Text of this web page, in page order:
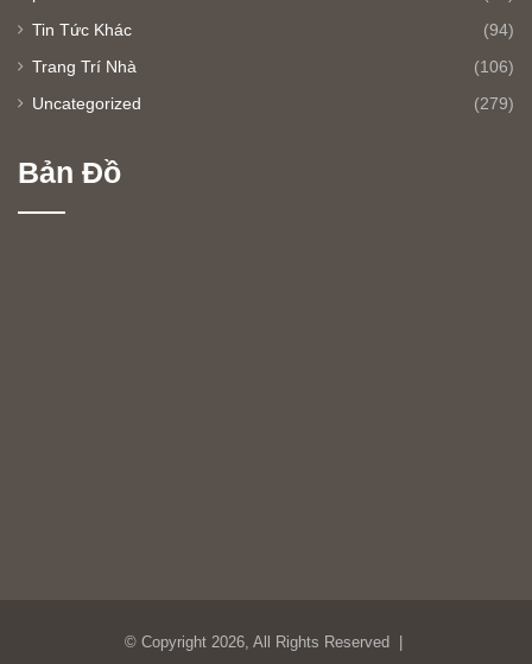
Mẹo Vặt Nhà Ở (32)
Phong Thuỷ Nhà Ở (14)
public (64)
Tin Tức Khác (94)
Uncategorized